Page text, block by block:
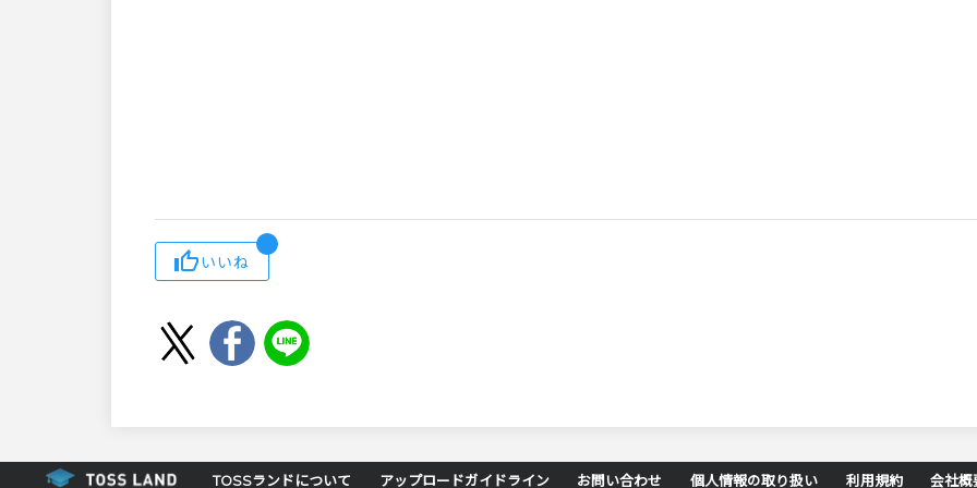
いいね
TOSSランドについて アップロードガイドライン お問い合わせ 個人情報の取り扱い 利用規約 会社概